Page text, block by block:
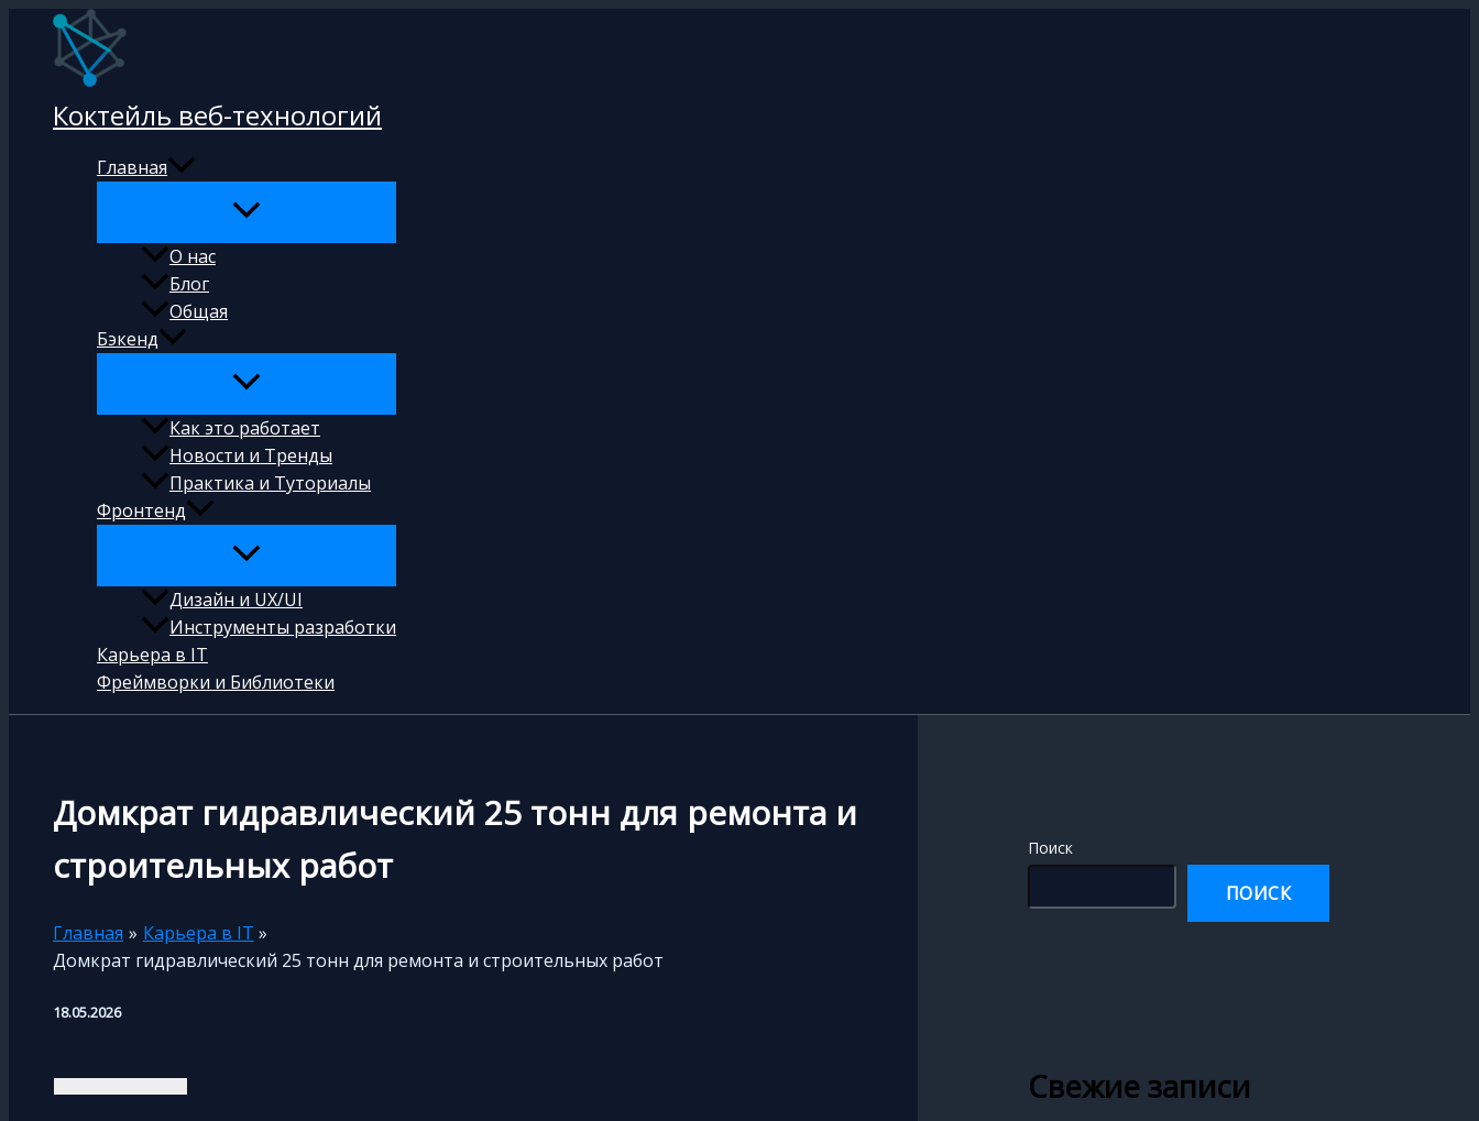
Перейти
содержимому
Коктейль веб-технологий
Главная
О нас
Блог
Общая
Бэкенд
Как это работает
Новости и Тренды
Практика и Туториалы
Фронтенд
Дизайн и UX/UI
Инструменты разработки
Карьера в IT
Фреймворки и Библиотеки
Домкрат гидравлический 25 тонн для ремонта и
строительных работ
Главная
Карьера в IT
Домкрат гидравлический 25 тонн для ремонта и строительных работ
18.05.2026
Поиск
ПОИСК
Свежие записи